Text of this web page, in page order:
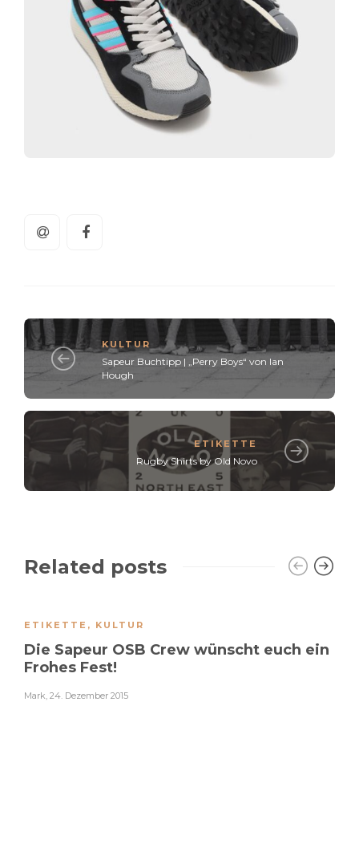
KULTUR
Sapeur Buchtipp | „Perry Boys“ von Ian
Hough
ETIKETTE
Rugby Shirts by Old Novo
Related posts
ETIKETTE , KULTUR
Die Sapeur OSB Crew wünscht euch ein
Frohes Fest!
Mark 24. Dezember 2015